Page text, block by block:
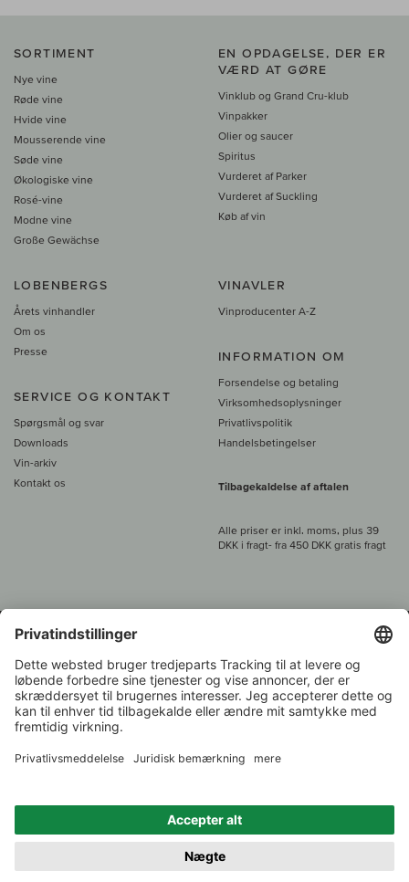
SORTIMENT
Nye vine
Røde vine
Hvide vine
Mousserende vine
Søde vine
Økologiske vine
Rosé-vine
Modne vine
Große Gewächse
EN OPDAGELSE, DER ER
VÆRD AT GØRE
Vinklub og Grand Cru-klub
Vinpakker
Olier og saucer
Spiritus
Vurderet af Parker
Vurderet af Suckling
Køb af vin
LOBENBERGS
Årets vinhandler
Om os
Presse
SERVICE OG KONTAKT
Spørgsmål og svar
Downloads
Vin-arkiv
Kontakt os
VINAVLER
Vinproducenter A-Z
INFORMATION OM
Forsendelse og betaling
Virksomhedsoplysninger
Privatlivspolitik
Handelsbetingelser
Tilbagekaldelse af aftalen
Alle priser er inkl. moms, plus 39
DKK i fragt- fra 450 DKK gratis fragt
Kundeservice:
+49 421 696 797-0
1.000 vinavlere –
Over 7.000 vine
Vinhandler